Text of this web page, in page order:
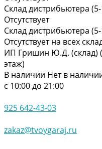
Склад дистрибьютера
Отсутствует
Склад дистрибьютера
Отсутствует на всех
ИП Гришин Ю.Д.
этаж)
В наличии Нет в
с 10:00 до 21:00
925 642-43-03
zakaz@tvoygaraj.ru